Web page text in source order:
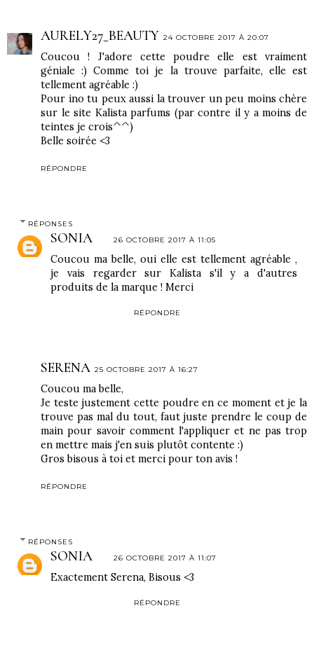
AURELY27_BEAUTY 24 OCTOBRE 2017 À 20:07
Coucou ! J'adore cette poudre elle est vraiment
géniale :) Comme toi je la trouve parfaite, elle est
tellement agréable :)
Pour ino tu peux aussi la trouver un peu moins chère
sur le site Kalista parfums (par contre il y a moins de
teintes je crois^^)
Belle soirée <3
RÉPONDRE
RÉPONSES
SONIA 26 OCTOBRE 2017 À 11:05
Coucou ma belle, oui elle est tellement agréable ,
je vais regarder sur Kalista s'il y a d'autres
produits de la marque ! Merci
RÉPONDRE
SERENA 25 OCTOBRE 2017 À 16:27
Coucou ma belle,
Je teste justement cette poudre en ce moment et je la
trouve pas mal du tout, faut juste prendre le coup de
main pour savoir comment l'appliquer et ne pas trop
en mettre mais j'en suis plutôt contente :)
Gros bisous à toi et merci pour ton avis !
RÉPONDRE
RÉPONSES
SONIA 26 OCTOBRE 2017 À 11:07
Exactement Serena, Bisous <3
RÉPONDRE